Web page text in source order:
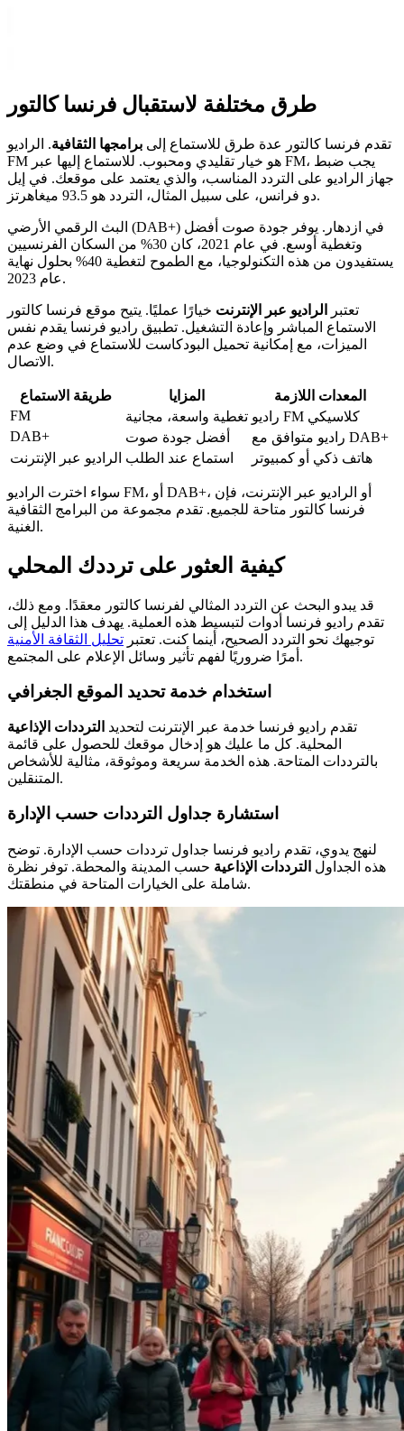
طرق مختلفة لاستقبال فرنسا كالتور
تقدم فرنسا كالتور عدة طرق للاستماع إلى برامجها الثقافية. الراديو
FM هو خيار تقليدي ومحبوب. للاستماع إليها عبر FM، يجب ضبط
جهاز الراديو على التردد المناسب، والذي يعتمد على موقعك. في إيل
دو فرانس، على سبيل المثال، التردد هو 93.5 ميغاهرتز.
البث الرقمي الأرضي (DAB+) في ازدهار. يوفر جودة صوت أفضل
وتغطية أوسع. في عام 2021، كان 30% من السكان الفرنسيين
يستفيدون من هذه التكنولوجيا، مع الطموح لتغطية 40% بحلول نهاية
عام 2023.
تعتبر الراديو عبر الإنترنت خيارًا عمليًا. يتيح موقع فرنسا كالتور
الاستماع المباشر وإعادة التشغيل. تطبيق راديو فرنسا يقدم نفس
الميزات، مع إمكانية تحميل البودكاست للاستماع في وضع عدم
الاتصال.
طريقة الاستماع المزايا
المعدات اللازمة
FM
تغطية واسعة، مجانية
راديو FM كلاسيكي
DAB+
أفضل جودة صوت
راديو متوافق مع DAB+
الراديو عبر الإنترنت استماع عند الطلب هاتف ذكي أو كمبيوتر
سواء اخترت الراديو FM، أو DAB+، أو الراديو عبر الإنترنت، فإن
فرنسا كالتور متاحة للجميع. تقدم مجموعة من البرامج الثقافية
الغنية.
كيفية العثور على ترددك المحلي
قد يبدو البحث عن التردد المثالي لفرنسا كالتور معقدًا. ومع ذلك،
تقدم راديو فرنسا أدوات لتبسيط هذه العملية. يهدف هذا الدليل إلى
توجيهك نحو التردد الصحيح، أينما كنت. تعتبر تحليل الثقافة الأمنية
أمرًا ضروريًا لفهم تأثير وسائل الإعلام على المجتمع.
استخدام خدمة تحديد الموقع الجغرافي
تقدم راديو فرنسا خدمة عبر الإنترنت لتحديد الترددات الإذاعية
المحلية. كل ما عليك هو إدخال موقعك للحصول على قائمة
بالترددات المتاحة. هذه الخدمة سريعة وموثوقة، مثالية للأشخاص
المتنقلين.
استشارة جداول الترددات حسب الإدارة
لنهج يدوي، تقدم راديو فرنسا جداول ترددات حسب الإدارة. توضح
هذه الجداول الترددات الإذاعية حسب المدينة والمحطة. توفر نظرة
شاملة على الخيارات المتاحة في منطقتك.